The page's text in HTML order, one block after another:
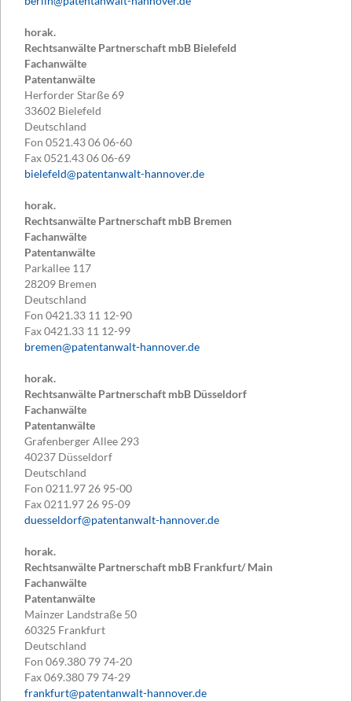
horak.
Rechtsanwälte Partnerschaft mbB Bielefeld
Fachanwälte
Patentanwälte
Herforder Starße 69
33602 Bielefeld
Deutschland
Fon 0521.43 06 06-60
Fax0521.43 06 06-69
bielefeld@patentanwalt-hannover.de
horak.
Rechtsanwälte Partnerschaft mbB Bremen
Fachanwälte
Patentanwälte
Parkallee 117
28209 Bremen
Deutschland
Fon 0421.33 11 12-90
Fax0421.33 11 12-99
bremen@patentanwalt-hannover.de
horak.
Rechtsanwälte Partnerschaft mbB Düsseldorf
Fachanwälte
Patentanwälte
Grafenberger Allee 293
40237 Düsseldorf
Deutschland
Fon 0211.97 26 95-00
Fax0211.97 26 95-09
duesseldorf@patentanwalt-hannover.de
horak.
Rechtsanwälte Partnerschaft mbB Frankfurt/ Main
Fachanwälte
Patentanwälte
Mainzer Landstraße 50
60325 Frankfurt
Deutschland
Fon 069.380 79 74-20
Fax069.380 79 74-29
frankfurt@patentanwalt-hannover.de